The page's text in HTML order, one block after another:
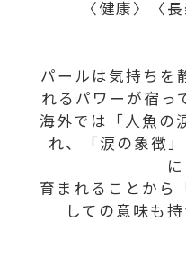
〈健康〉〈長
パールは気持ちを
れるパワーが宿っ
海外では「人魚の
れ、「涙の象徴
育まれることから
しての意味も